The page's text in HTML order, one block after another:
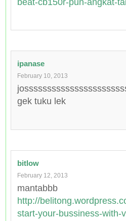
beat-cb150r-pun-angkat-
ipanase
February 10, 2013
gek tuku lek
bitlow
February 12, 2013
mantabbb
http://
start-your-bussiness-with-